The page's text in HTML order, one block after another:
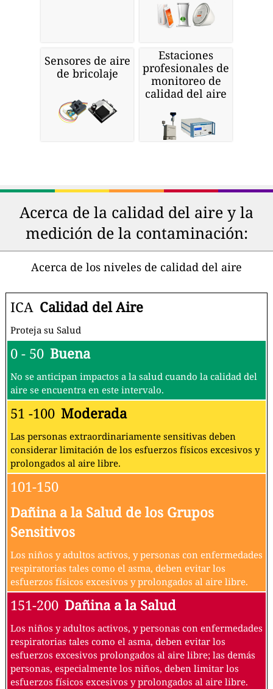
Sensores de aire
de bricolaje
Estaciones
profesionales de
monitoreo de
calidad del aire
Acerca de la calidad del aire y la
medición de la contaminación:
Acerca de los niveles de calidad del aire
ICA Calidad del Aire
Proteja su Salud
0 - 50 Buena
No se anticipan impactos a la salud cuando la calidad del
aire se encuentra en este intervalo.
51 -100 Moderada
Las personas extraordinariamente sensitivas deben
considerar limitación de los esfuerzos físicos excesivos y
prolongados al aire libre.
101-150
Dañina a la Salud de los Grupos
Sensitivos
Los niños y adultos activos, y personas con enfermedades
respiratorias tales como el asma, deben evitar los
esfuerzos físicos excesivos y prolongados al aire libre.
151-200 Dañina a la Salud
Los niños y adultos activos, y personas con enfermedades
respiratorias tales como el asma, deben evitar los
esfuerzos excesivos prolongados al aire libre; las demás
personas, especialmente los niños, deben limitar los
esfuerzos físicos excesivos y prolongados al aire libre.